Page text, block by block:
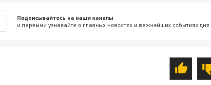
Подписывайтесь на наши каналы
и первыми узнавайте о главных новостях и важнейших событиях дня.